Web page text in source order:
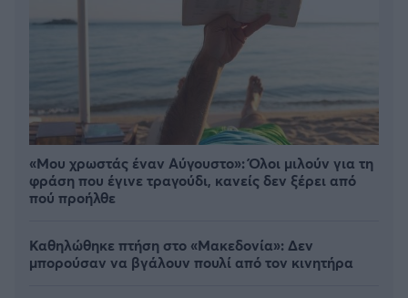
«Μου χρωστάς έναν Αύγουστο»: Όλοι μιλούν για τη
φράση που έγινε τραγούδι, κανείς δεν ξέρει από
πού προήλθε
Καθηλώθηκε πτήση στο «Μακεδονία»: Δεν
μπορούσαν να βγάλουν πουλί από τον κινητήρα